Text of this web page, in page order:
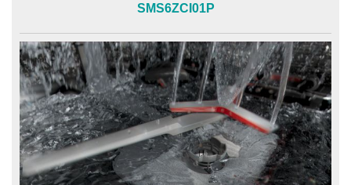
SMS6ZCI01P